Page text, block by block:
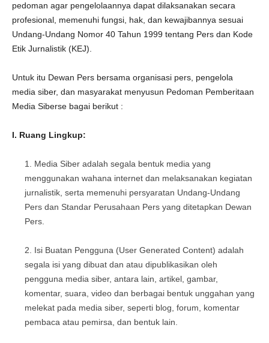
pedoman agar pengelolaannya dapat dilaksanakan secara
profesional, memenuhi fungsi, hak, dan kewajibannya sesuai
Undang-Undang Nomor 40 Tahun 1999 tentang Pers dan Kode
Etik Jurnalistik (KEJ).
Untuk itu Dewan Pers bersama organisasi pers, pengelola
media siber, dan masyarakat menyusun Pedoman Pemberitaan
Media Siberse bagai berikut :
I. Ruang Lingkup:
Media Siber adalah segala bentuk media yang
menggunakan wahana internet dan melaksanakan kegiatan
jurnalistik, serta memenuhi persyaratan Undang-Undang
Pers dan Standar Perusahaan Pers yang ditetapkan Dewan
Pers.
Isi Buatan Pengguna (User Generated Content) adalah
segala isi yang dibuat dan atau dipublikasikan oleh
pengguna media siber, antara lain, artikel, gambar,
komentar, suara, video dan berbagai bentuk unggahan yang
melekat pada media siber, seperti blog, forum, komentar
pembaca atau pemirsa, dan bentuk lain.